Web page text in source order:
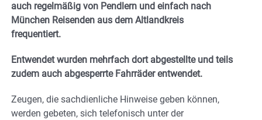
auch regelmäßig von Pendlern und einfach nach
München Reisenden aus dem Altlandkreis
frequentiert.
Entwendet wurden mehrfach dort abgestellte und teils
zudem auch abgesperrte Fahrräder entwendet.
Zeugen, die sachdienliche Hinweise geben können,
werden gebeten, sich telefonisch unter der